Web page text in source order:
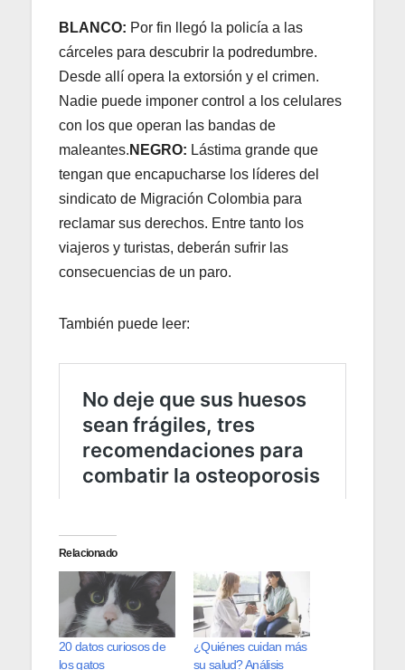
BLANCO: Por fin llegó la policía a las
cárceles para descubrir la podredumbre.
Desde allí opera la extorsión y el crimen.
Nadie puede imponer control a los celulares
con los que operan las bandas de
maleantes. NEGRO: Lástima grande que
tengan que encapucharse los líderes del
sindicato de Migración Colombia para
reclamar sus derechos. Entre tanto los
viajeros y turistas, deberán sufrir las
consecuencias de un paro.
También puede leer:
Relacionado
20 datos curiosos de
los gatos
¿Quiénes cuidan más
su salud? Análisis